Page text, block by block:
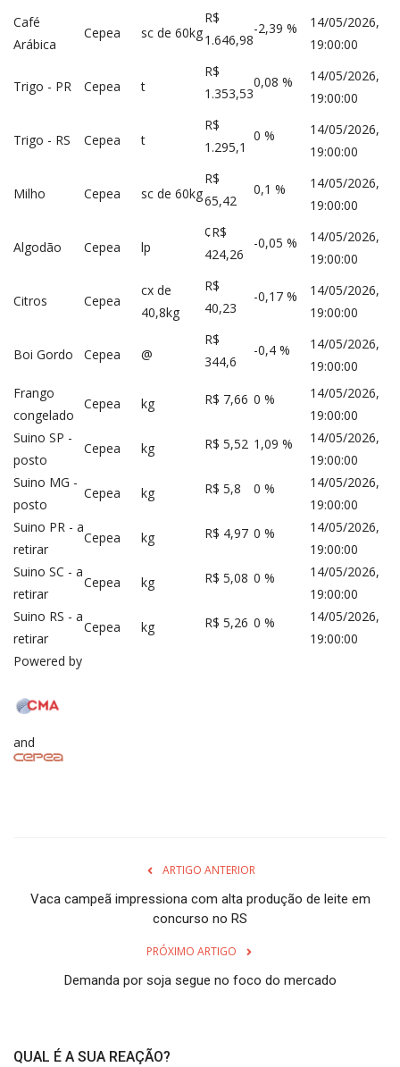
Café
Arábica
Cepea sc de 60kg
R$
1.646,98
-2,39 %
14/05/2026,
19:00:00
Trigo - PR Cepea t
R$
1.353,53
0,08 %
14/05/2026,
19:00:00
Trigo - RS Cepea t
R$
1.295,1
0 %
14/05/2026,
19:00:00
Milho Cepea sc de 60kg
R$
65,42
0,1 %
14/05/2026,
19:00:00
Algodão Cepea lp
¢R$
424,26
-0,05 %
14/05/2026,
19:00:00
Citros Cepea
cx de
40,8kg
R$
40,23
-0,17 %
14/05/2026,
19:00:00
Boi Gordo Cepea @
R$
344,6
-0,4 %
14/05/2026,
19:00:00
Frango
congelado
Cepea kg R$ 7,66 0 %
14/05/2026,
19:00:00
Suino SP -
posto
Cepea kg R$ 5,52 1,09 %
14/05/2026,
19:00:00
Suino MG -
posto
Cepea kg R$ 5,8 0 %
14/05/2026,
19:00:00
Suino PR - a
retirar
Cepea kg R$ 4,97 0 %
14/05/2026,
19:00:00
Suino SC - a
retirar
Cepea kg R$ 5,08 0 %
14/05/2026,
19:00:00
Suino RS - a
retirar
Cepea kg R$ 5,26 0 %
14/05/2026,
19:00:00
Powered by
and
ARTIGO ANTERIOR
Vaca campeã impressiona com alta produção de leite em
concurso no RS
PRÓXIMO ARTIGO
Demanda por soja segue no foco do mercado
QUAL É A SUA REAÇÃO?